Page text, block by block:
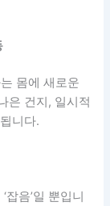
몸에 새로운
은 건지, 일시적
니다.
음’일 뿐입니